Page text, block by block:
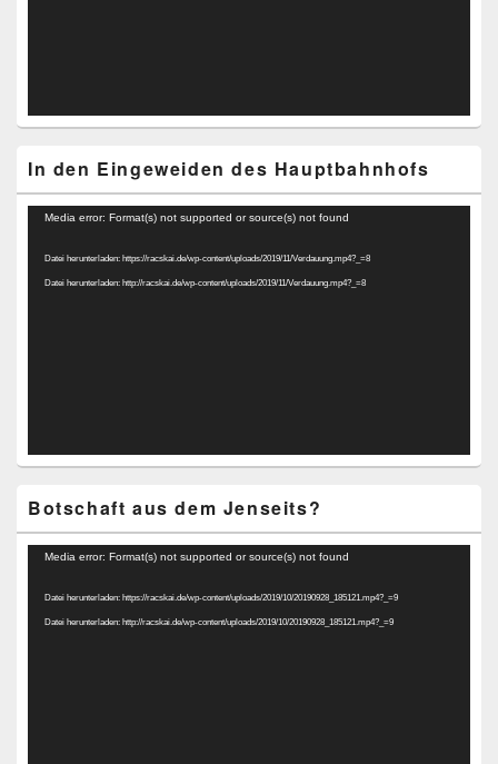
In den Eingeweiden des Hauptbahnhofs
Video-
Media error: Format(s) not supported or source(s) not found
Datei herunterladen: https://racskai.de/wp-content/uploads/2019/11/Verdauung.mp4?_=8
Datei herunterladen: http://racskai.de/wp-content/uploads/2019/11/Verdauung.mp4?_=8
Botschaft aus dem Jenseits?
Video-
Media error: Format(s) not supported or source(s) not found
Datei herunterladen: https://racskai.de/wp-content/uploads/2019/10/20190928_185121.mp4?_=9
Datei herunterladen: http://racskai.de/wp-content/uploads/2019/10/20190928_185121.mp4?_=9